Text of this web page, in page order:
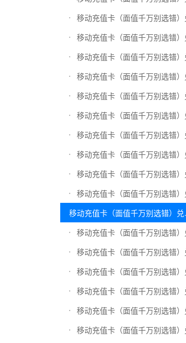
移动充